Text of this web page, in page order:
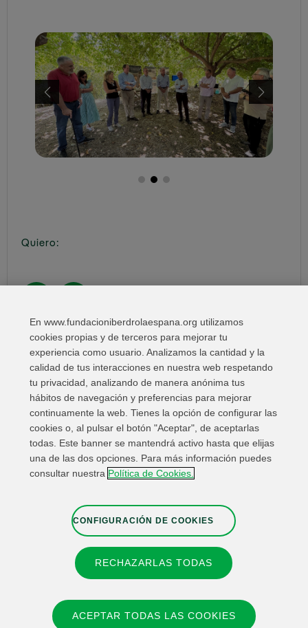
Quiero:
Compartir en:
Enlaces de interés Contacta
Mapa Web
Información Legal
Política de privacidad
© 2026 Fundación IBERDROLA Spain. All rights reserved.
En www.fundacioniberdrolaespana.org utilizamos
cookies propias y de terceros para mejorar tu
experiencia como usuario. Analizamos la cantidad y la
calidad de tus interacciones en nuestra web respetando
tu privacidad, analizando de manera anónima tus
hábitos de navegación y preferencias para mejorar
continuamente la web. Tienes la opción de configurar las
cookies o, al pulsar el botón "Aceptar", de aceptarlas
todas. Este banner se mantendrá activo hasta que elijas
una de las dos opciones. Para más información puedes
consultar nuestra Política de Cookies.
CONFIGURACIÓN DE COOKIES
RECHAZARLAS TODAS
ACEPTAR TODAS LAS COOKIES